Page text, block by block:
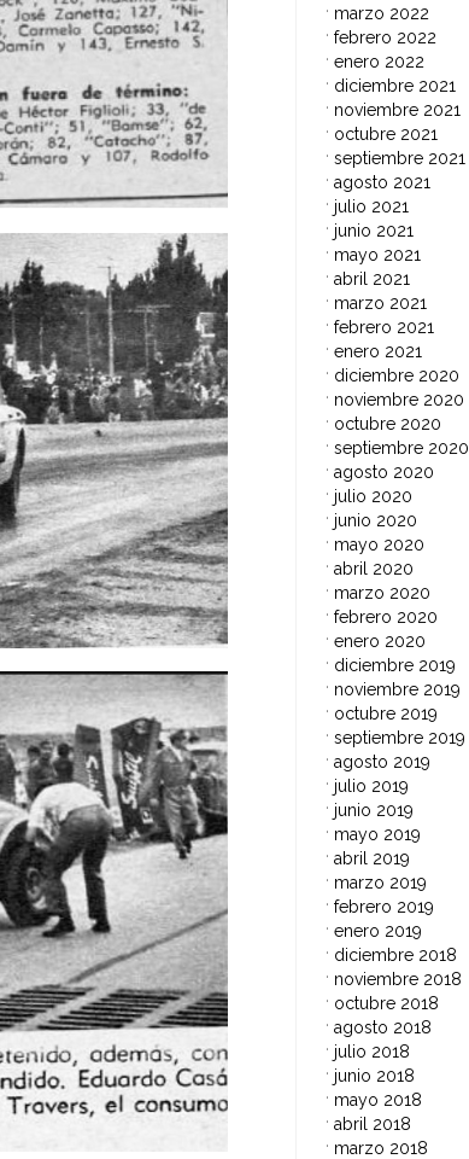
marzo 2022
febrero 2022
enero 2022
diciembre 2021
noviembre 2021
octubre 2021
septiembre 2021
agosto 2021
julio 2021
junio 2021
mayo 2021
abril 2021
marzo 2021
febrero 2021
enero 2021
diciembre 2020
noviembre 2020
octubre 2020
septiembre 2020
agosto 2020
julio 2020
junio 2020
mayo 2020
abril 2020
marzo 2020
febrero 2020
enero 2020
diciembre 2019
noviembre 2019
octubre 2019
septiembre 2019
agosto 2019
julio 2019
junio 2019
mayo 2019
abril 2019
marzo 2019
febrero 2019
enero 2019
diciembre 2018
noviembre 2018
octubre 2018
agosto 2018
julio 2018
junio 2018
mayo 2018
abril 2018
marzo 2018